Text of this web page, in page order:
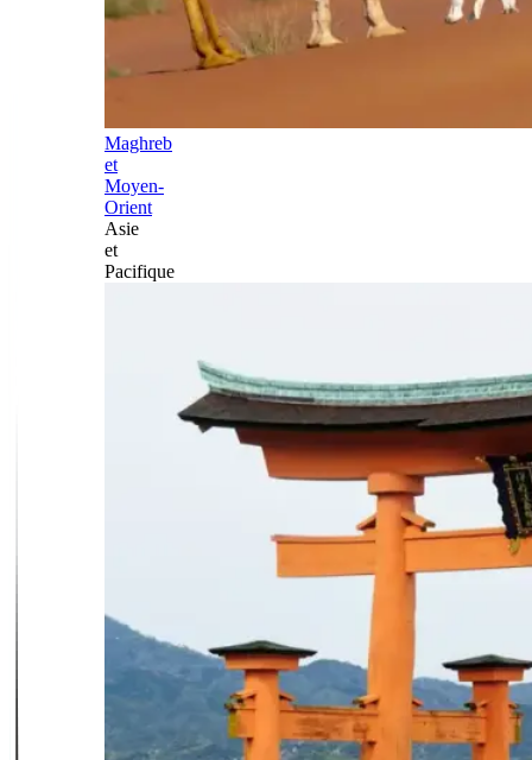
Maghreb
et
Moyen-
Orient
Asie
et
Pacifique